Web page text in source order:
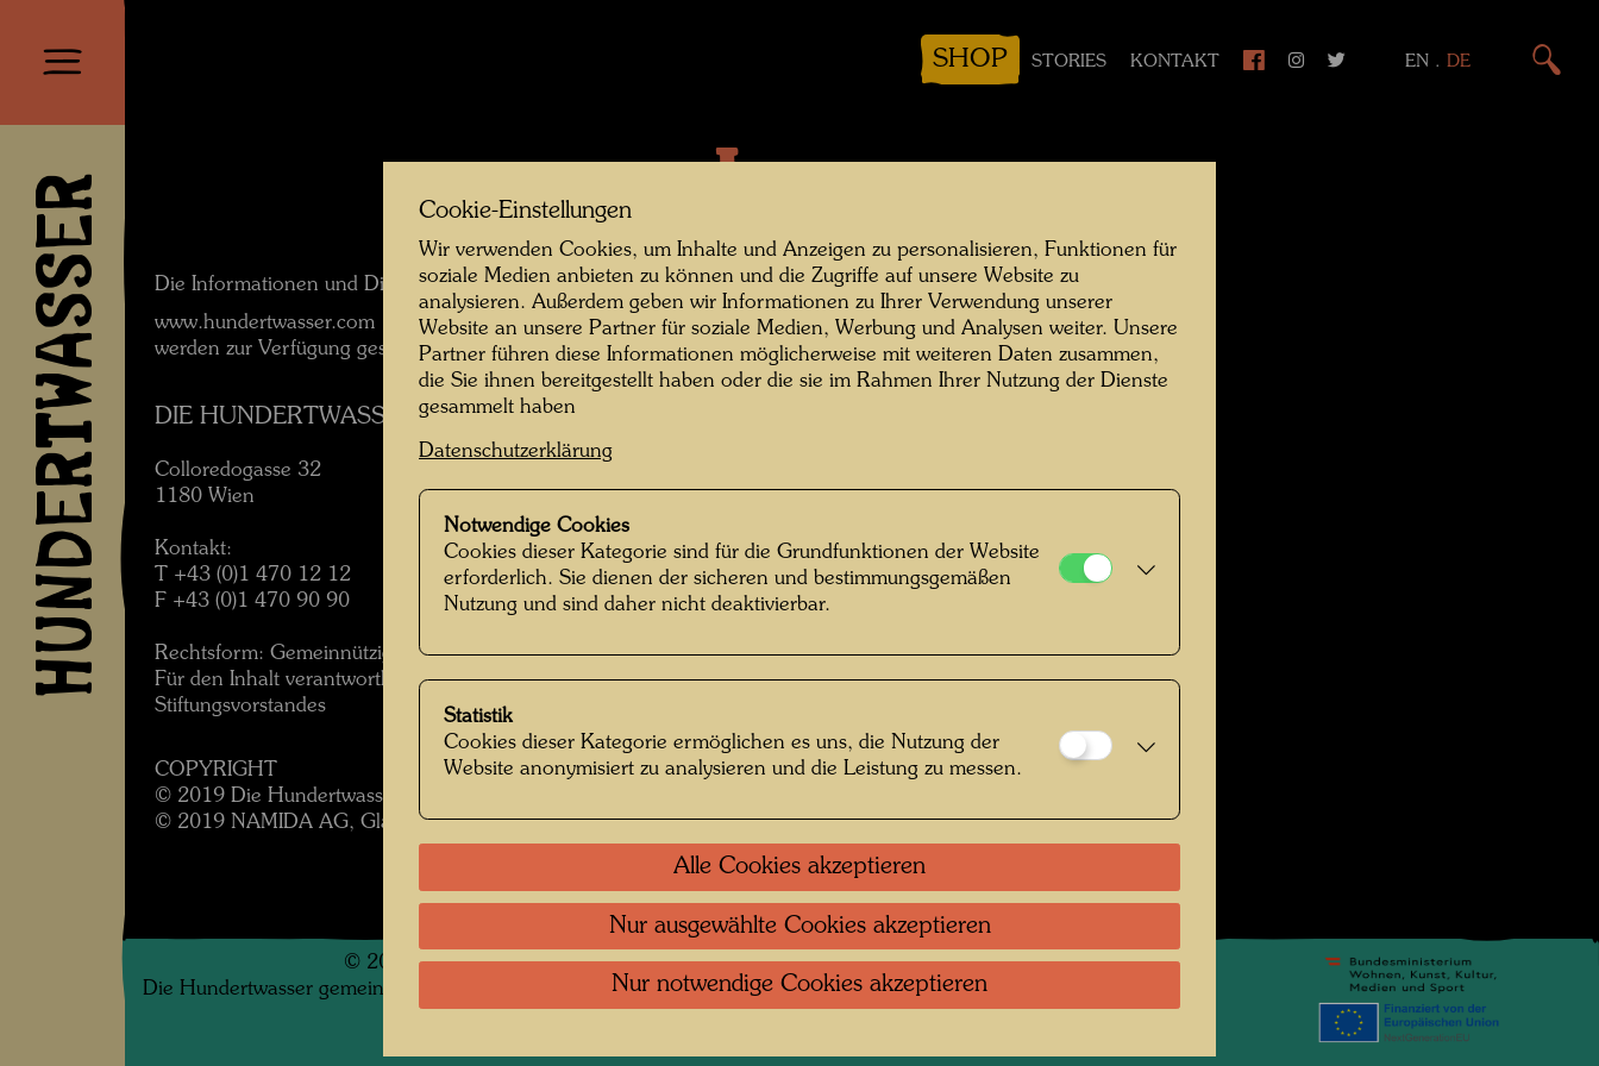
HUNDERTWASSER
SHOP STORIES KONTAKT EN . DE
Impressum
Die Informationen und Dienste auf
www.hundertwasser.com
werden zur Verfügung gestellt von:
DIE HUNDERTWASSER GEMEINNÜTZIGE PRIVATSTIFTUNG
Colloredogasse 32
1180 Wien
Kontakt:
T +43 (0)1 470 12 12
F +43 (0)1 470 90 90
Rechtsform: Gemeinnützige Privatstiftung
Für den Inhalt verantwortlich: Joram Harel, Vorsitzender des
Stiftungsvorstandes
COPYRIGHT
© 2019 Die Hundertwasser Gemeinnützige Privatstiftung, Wien, Österreich
© 2019 NAMIDA AG, Glarus, Schweiz
© 2026
Die Hundertwasser gemeinnützige Privatstiftung Wien
Kontakt . Datenschutz . Copyright . Impressum .
Nutzungsbedingungen
Cookie-Einstellungen
Wir verwenden Cookies, um Inhalte und Anzeigen zu personalisieren, Funktionen für
soziale Medien anbieten zu können und die Zugriffe auf unsere Website zu
analysieren. Außerdem geben wir Informationen zu Ihrer Verwendung unserer
Website an unsere Partner für soziale Medien, Werbung und Analysen weiter. Unsere
Partner führen diese Informationen möglicherweise mit weiteren Daten zusammen,
die Sie ihnen bereitgestellt haben oder die sie im Rahmen Ihrer Nutzung der Dienste
gesammelt haben
Datenschutzerklärung
Notwendige Cookies
Cookies dieser Kategorie sind für die Grundfunktionen der Website
erforderlich. Sie dienen der sicheren und bestimmungsgemäßen
Nutzung und sind daher nicht deaktivierbar.
Statistik
Cookies dieser Kategorie ermöglichen es uns, die Nutzung der
Website anonymisiert zu analysieren und die Leistung zu messen.
Alle Cookies akzeptieren
Nur ausgewählte Cookies akzeptieren
Nur notwendige Cookies akzeptieren